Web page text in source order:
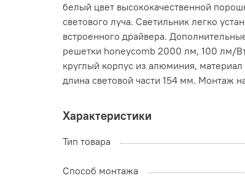
белый цвет высококачественной
светового луча. Светильник легко
встроенного драйвера.
решетки honeycomb 2000 лм, 100 лм/
круглый корпус из алюминия,
длина световой части 154 мм. Монтаж
Характеристики
Тип товара
Способ монтажа